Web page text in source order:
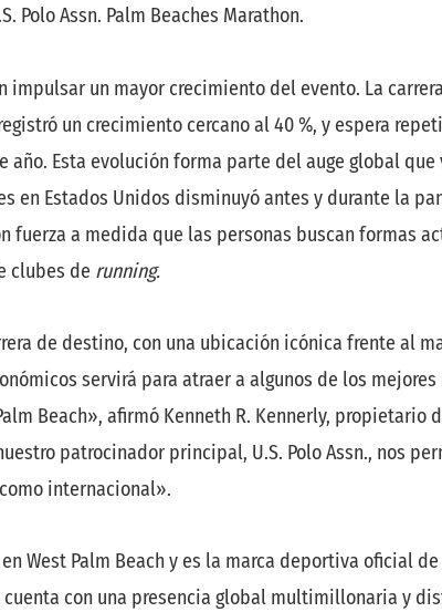
Polo Assn. Palm Beaches Marathon.
impulsar un mayor crecimiento del evento. La
un crecimiento cercano al 40 %, y espera
año. Esta evolución forma parte del auge global
en Estados Unidos disminuyó antes y durante la
fuerza a medida que las personas buscan formas
clubes de running.
de destino, con una ubicación icónica frente al
servirá para atraer a algunos de los
Beach», afirmó Kenneth R. Kennerly, propietario
patrocinador principal, U.S. Polo Assn., nos
internacional».
en West Palm Beach y es la marca deportiva oficial
cuenta con una presencia global multimillonaria y